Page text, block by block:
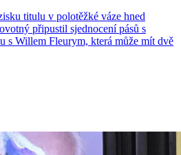
titulu v polotěžké váze hned
připustil sjednocení pásů s
s Willem Fleurym, která může mít dvě